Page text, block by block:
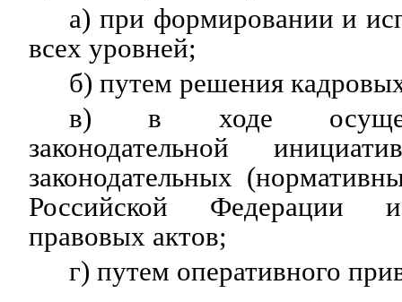
а) при формировании и
всех уровней;
б) путем решения
в) в ходе
законодательной
законодательных
Российской Федерации
правовых актов;
г) путем оперативного